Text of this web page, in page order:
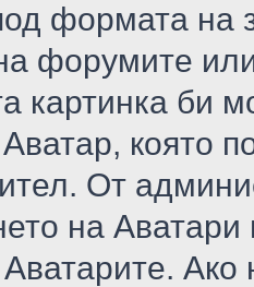
формата на
форумите
картинка би
Аватар, която
От
на